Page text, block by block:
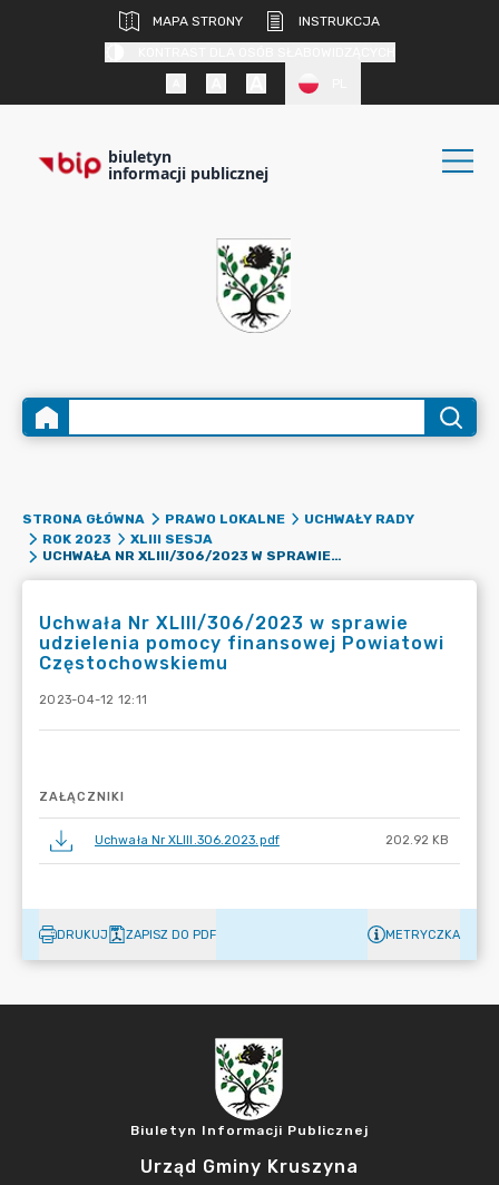
MAPA STRONY
INSTRUKCJA
biuletyn
informacji publicznej
STRONA GŁÓWNA PRAWO LOKALNE
UCHWAŁY RADY
ROK 2023
XLIII SESJA
UCHWAŁA NR XLIII/306/2023 W SPRAWIE UDZIELENIA POMOCY FINANSOWEJ POWIATOWI CZĘSTOCHOWSKIEMU
Uchwała Nr XLIII/306/2023 w sprawie
udzielenia pomocy finansowej Powiatowi
Częstochowskiemu
2023-04-12 12:11
ZAŁĄCZNIKI
Uchwała Nr XLIII.306.2023.pdf 202.92 KB
DRUKUJ ZAPISZ DO PDF METRYCZKA
Biuletyn Informacji Publicznej
Urząd Gminy Kruszyna